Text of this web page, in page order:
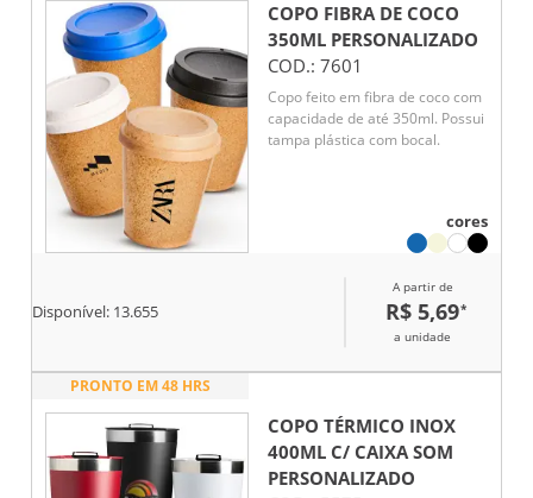
COPO FIBRA DE COCO
350ML PERSONALIZADO
COD.: 7601
Copo feito em fibra de coco com
capacidade de até 350ml. Possui
tampa plástica com bocal.
cores
Disponível: 13.655
A partir de
R$ 5,69*
a unidade
PRONTO EM 48 HRS
COPO TÉRMICO INOX
400ML C/ CAIXA SOM
PERSONALIZADO